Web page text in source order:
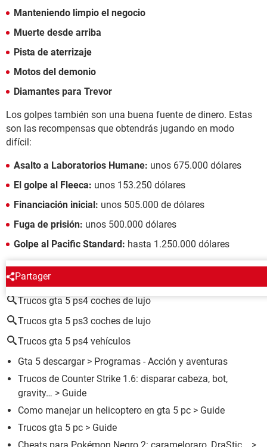
Manteniendo limpio el negocio
Muerte desde arriba
Pista de aterrizaje
Motos del demonio
Diamantes para Trevor
Los golpes también son una buena fuente de dinero. Estas
son las recompensas que obtendrás jugando en modo
difícil:
Asalto a Laboratorios Humane: unos 675.000 dólares
El golpe al Fleeca: unos 153.250 dólares
Financiación inicial: unos 505.000 de dólares
Fuga de prisión: unos 500.000 dólares
Golpe al Pacific Standard: hasta 1.250.000 dólares
Partager
ALREDEDOR DEL MISMO TEMA
Trucos gta 5 ps4 coches de lujo
Trucos gta 5 ps3 coches de lujo
Trucos gta 5 ps4 vehículos
Gta 5 descargar> Programas - Acción y aventuras
Trucos de Counter Strike 1.6: disparar cabeza, bot,
gravity… > Guide
Como manejar un helicoptero en gta 5 pc > Guide
Trucos gta 5 pc > Guide